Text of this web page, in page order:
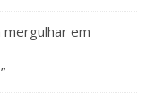
mergulhar em